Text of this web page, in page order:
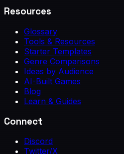
Resources
Glossary
Tools & Resources
Starter Templates
Genre Comparisons
Ideas by Audience
AI-Built Games
Blog
Learn & Guides
Connect
Discord
Twitter/X